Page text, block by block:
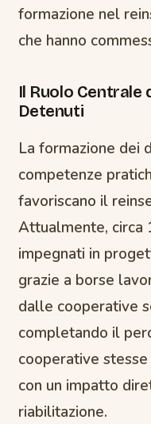
formazione nel
che hanno
Il Ruolo Centrale
Detenuti
La formazione dei
competenze
favoriscano il
Attualmente, circa
impegnati in
grazie a borse
dalle cooperative
completando il
cooperative
con un impatto
riabilitazione.